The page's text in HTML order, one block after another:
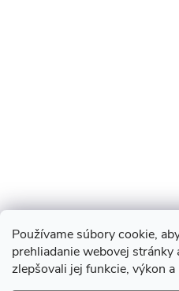
Používame súbory cookie,
prehliadanie webovej stránky
zlepšovali jej funkcie, výkon
Sledovať na